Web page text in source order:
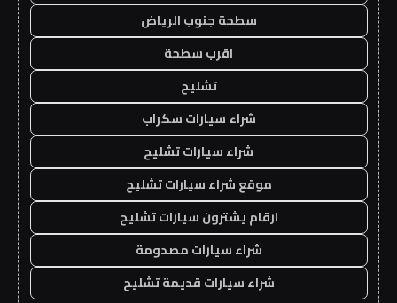
سطحة جنوب الرياض
اقرب سطحة
تشليح
شراء سيارات سكراب
شراء سيارات تشليح
موقع شراء سيارات تشليح
ارقام يشترون سيارات تشليح
شراء سيارات مصدومة
شراء سيارات قديمة تشليح